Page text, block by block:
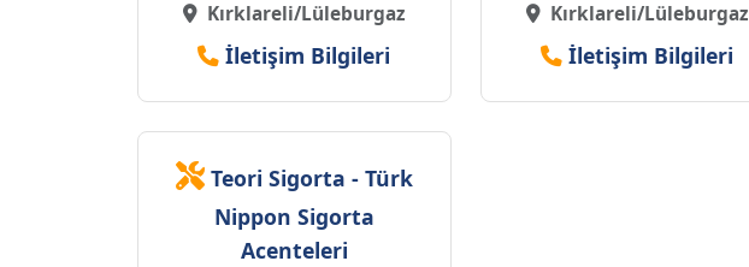
Kırklareli/Lüleburgaz
İletişim Bilgileri
Kırklareli/Lüleburgaz
İletişim Bilgileri
Teori Sigorta - Türk
Nippon Sigorta
Acenteleri